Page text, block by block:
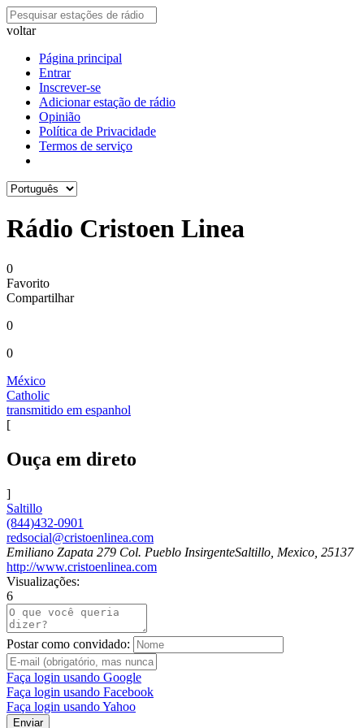
voltar
Página principal
Entrar
Inscrever-se
Adicionar estação de rádio
Opinião
Política de Privacidade
Termos de serviço
Rádio Cristoen Linea
0
Favorito
Compartilhar
0
0
México
Catholic
transmitido em espanhol
[
Ouça em direto
]
Saltillo
(844)432-0901
redsocial@cristoenlinea.com
Emiliano Zapata 279 Col. Pueblo InsirgenteSaltillo, Mexico, 25137
http://www.cristoenlinea.com
Visualizações:
6
Postar como convidado:
Faça login usando Google
Faça login usando Facebook
Faça login usando Yahoo
Enviar